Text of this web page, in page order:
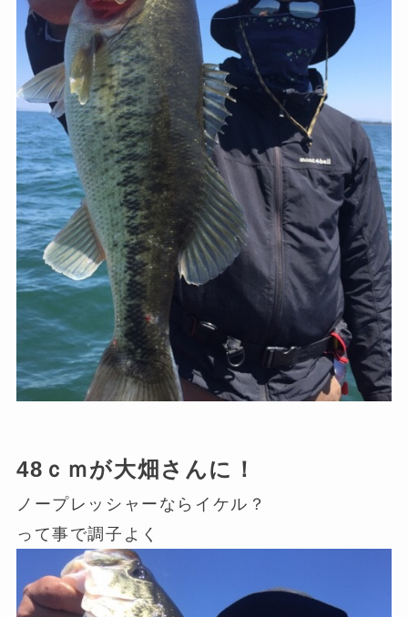
48ｃｍが大畑さんに！
ノープレッシャーならイケル？
って事で調子よく